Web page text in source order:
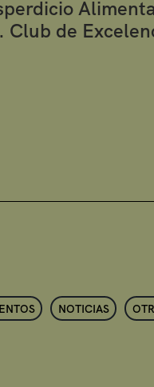
Club de
NOTICIAS